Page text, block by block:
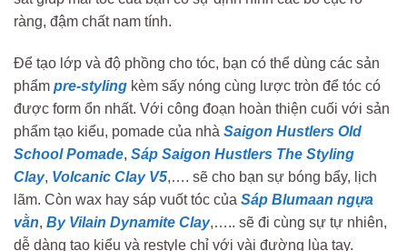
ràng, đậm chất nam tính.
Để tạo lớp và độ phồng cho tóc, bạn có thể dùng các sản
phẩm pre-styling kèm sấy nóng cùng lược tròn để tóc có
được form ổn nhất. Với công đoạn hoàn thiện cuối với sản
phẩm tạo kiểu, pomade của nhà Saigon Hustlers Old
School Pomade, Sáp Saigon Hustlers The Styling
Clay, Volcanic Clay V5,…. sẽ cho bạn sự bóng bẩy, lịch
lãm. Còn wax hay sáp vuốt tóc của Sáp Blumaan ngựa
vằn, By Vilain Dynamite Clay,….. sẽ đi cùng sự tự nhiên,
dễ dàng tạo kiểu và restyle chỉ với vài đường lùa tay.